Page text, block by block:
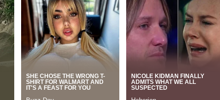
පෙළ
පෙළ